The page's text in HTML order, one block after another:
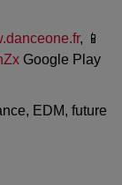
, 📱
Google Play
EDM, future